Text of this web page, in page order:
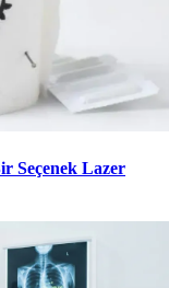
Seçenek Lazer